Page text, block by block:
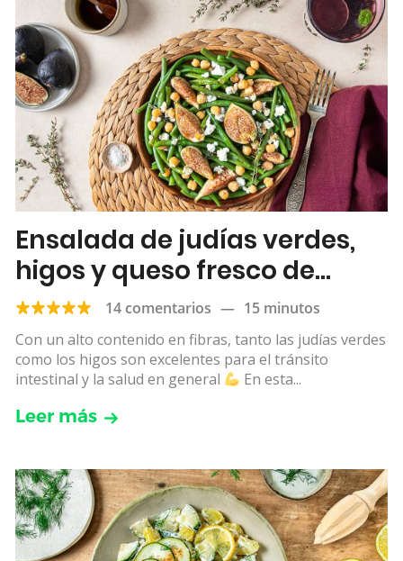
Ensalada de judías verdes,
higos y queso fresco de
cabra
14 comentarios — 15 minutos
Con un alto contenido en fibras, tanto las judías verdes
como los higos son excelentes para el tránsito
intestinal y la salud en general
En esta...
Leer más